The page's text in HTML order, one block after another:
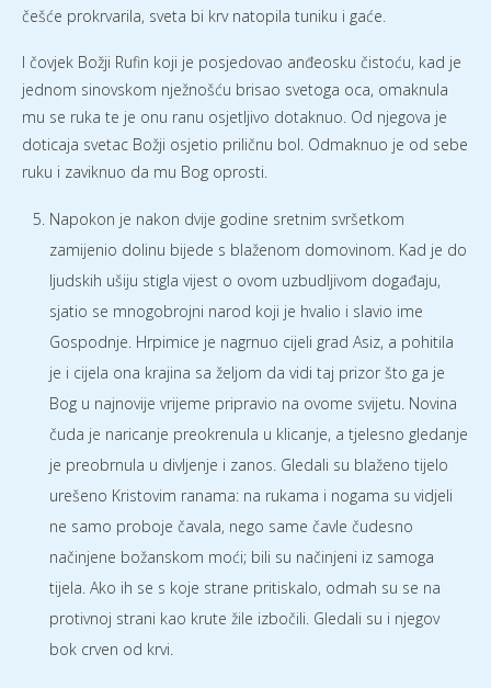
češće prokrvarila, sveta bi krv natopila tuniku i gaće.
I čovjek Božji Rufin koji je posjedovao anđeosku čistoću, kad je
jednom sinovskom nježnošću brisao svetoga oca, omaknula
mu se ruka te je onu ranu osjetljivo dotaknuo. Od njegova je
doticaja svetac Božji osjetio priličnu bol. Odmaknuo je od sebe
ruku i zaviknuo da mu Bog oprosti.
Napokon je nakon dvije godine sretnim svršetkom
zamijenio dolinu bijede s blaženom domovinom. Kad je do
ljudskih ušiju stigla vijest o ovom uzbudljivom događaju,
sjatio se mnogobrojni narod koji je hvalio i slavio ime
Gospodnje. Hrpimice je nagrnuo cijeli grad Asiz, a pohitila
je i cijela ona krajina sa željom da vidi taj prizor što ga je
Bog u najnovije vrijeme pripravio na ovome svijetu. Novina
čuda je naricanje preokrenula u klicanje, a tjelesno gledanje
je preobrnula u divljenje i zanos. Gledali su blaženo tijelo
urešeno Kristovim ranama: na rukama i nogama su vidjeli
ne samo proboje čavala, nego same čavle čudesno
načinjene božanskom moći; bili su načinjeni iz samoga
tijela. Ako ih se s koje strane pritiskalo, odmah su se na
protivnoj strani kao krute žile izbočili. Gledali su i njegov
bok crven od krvi.